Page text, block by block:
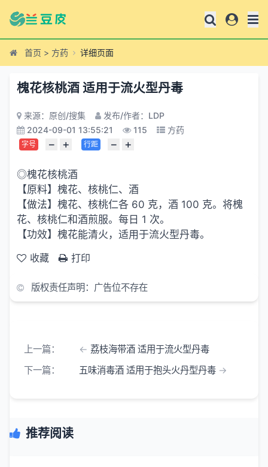
首页 > 方药 详细页面
槐花核桃酒 适用于流火型丹毒
来源：原创/搜集
发布/作者：LDP
2024-09-01 13:55:21
115 方药
字号 − + 行距 − +
◎槐花核桃酒
【原料】槐花、核桃仁、酒
【做法】槐花、核桃仁各 60 克，酒 100 克。将槐
花、核桃仁和酒煎服。每日 1 次。
【功效】槐花能清火，适用于流火型丹毒。
收藏
打印
版权责任声明：广告位不存在
上一篇：
荔枝海带酒 适用于流火型丹毒
下一篇：
五味消毒酒 适用于抱头火丹型丹毒
推荐阅读